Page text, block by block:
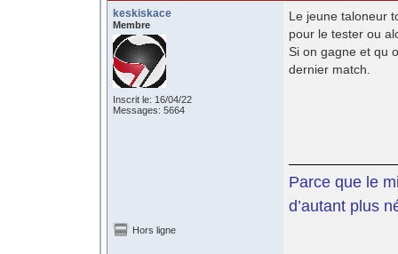
keskiskace
Membre
Inscrit le: 16/04/22
Messages: 5664
Le jeune taloneur
pour le tester ou
Si on gagne et qu
dernier match.
Parce que le
d’autant plus
Hors ligne